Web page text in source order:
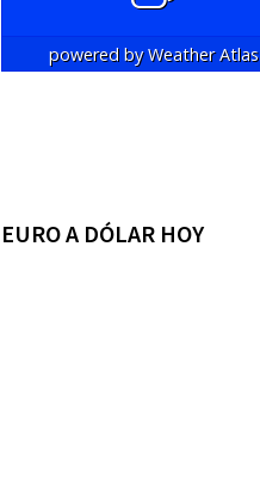
powered byWeather Atlas
EURO A DÓLAR HOY